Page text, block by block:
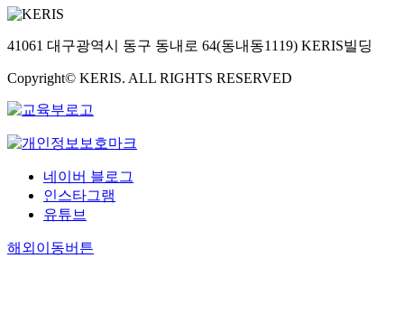
41061 대구광역시 동구 동내로 64(동내동1119) KERIS빌딩
Copyright© KERIS. ALL RIGHTS RESERVED
네이버 블로그
인스타그램
유튜브
해외이동버튼